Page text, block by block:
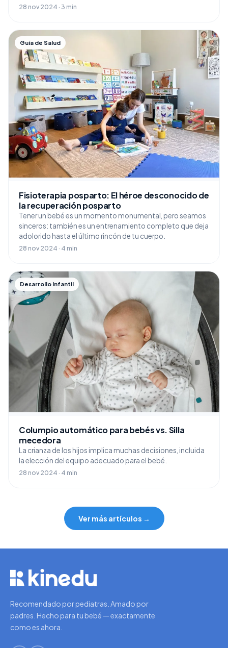
28 nov 2024 · 3 min
Guía de Salud
Fisioterapia posparto: El héroe desconocido de
la recuperación posparto
Tener un bebé es un momento monumental, pero seamos
sinceros: también es un entrenamiento completo que deja
adolorido hasta el último rincón de tu cuerpo.
28 nov 2024 · 4 min
Desarrollo Infantil
Columpio automático para bebés vs. Silla
mecedora
La crianza de los hijos implica muchas decisiones, incluida
la elección del equipo adecuado para el bebé.
28 nov 2024 · 4 min
Ver más artículos →
Recomendado por pediatras. Amado por
padres. Hecho para tu bebé — exactamente
como es ahora.